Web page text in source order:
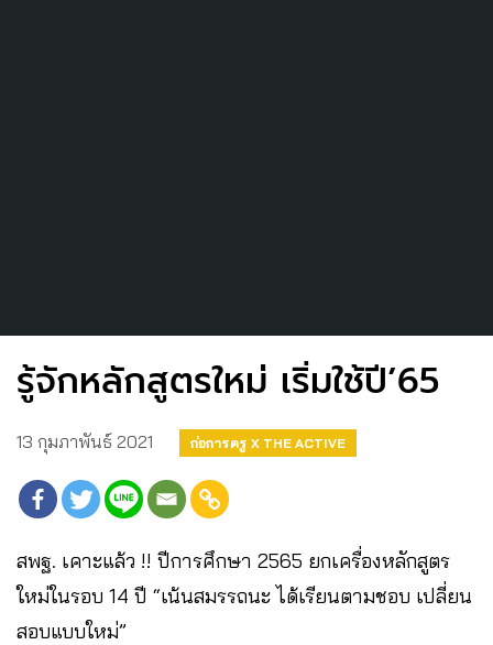
รู้จักหลักสูตรใหม่ เริ่มใช้ปี’65
13 กุมภาพันธ์ 2021 ก่อการครู X THE ACTIVE
สพฐ. เคาะแล้ว !! ปีการศึกษา 2565 ยกเครื่องหลักสูตร
ใหม่ในรอบ 14 ปี “เน้นสมรรถนะ ได้เรียนตามชอบ เปลี่ยน
สอบแบบใหม่”